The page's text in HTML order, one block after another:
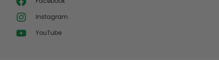
Instagram
YouTube